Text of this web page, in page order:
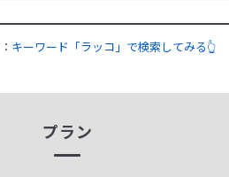
キーワード「ラッコ」で検索してみる👆
プラン